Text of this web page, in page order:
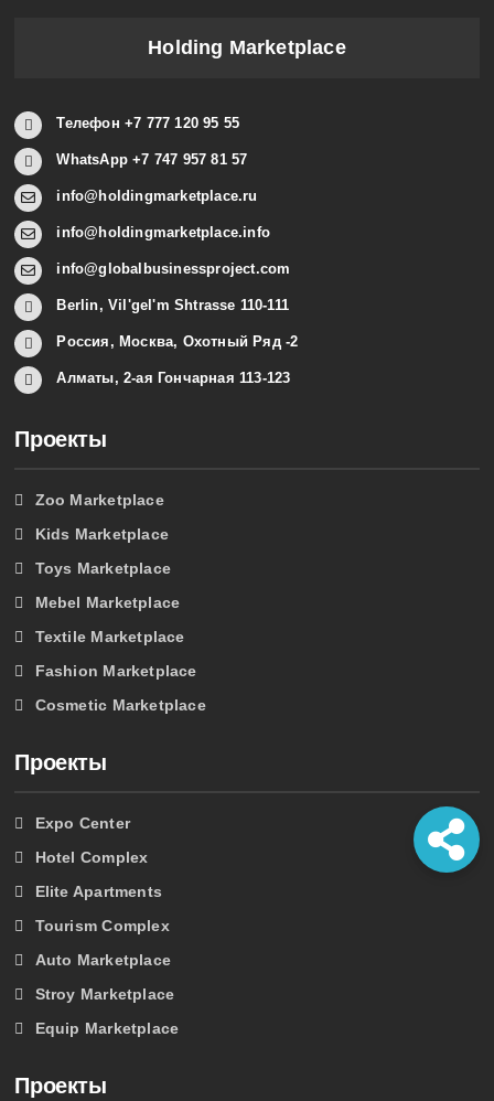
Holding Marketplace
Телефон +7 777 120 95 55
WhatsApp +7 747 957 81 57
info@holdingmarketplace.ru
info@holdingmarketplace.info
info@globalbusinessproject.com
Berlin, Vil'gel'm Shtrasse 110-111
Россия, Москва, Охотный Ряд -2
Алматы, 2-ая Гончарная 113-123
Проекты
Zoo Marketplace
Kids Marketplace
Toys Marketplace
Mebel Marketplace
Textile Marketplace
Fashion Marketplace
Cosmetic Marketplace
Проекты
Expo Center
Hotel Complex
Elite Apartments
Tourism Complex
Auto Marketplace
Stroy Marketplace
Equip Marketplace
Проекты